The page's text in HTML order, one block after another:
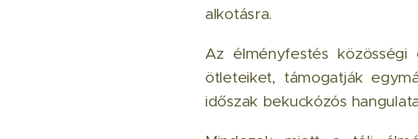
alkotásra.
Az élményfestés
ötleteiket, támogatják
időszak bekuckózós